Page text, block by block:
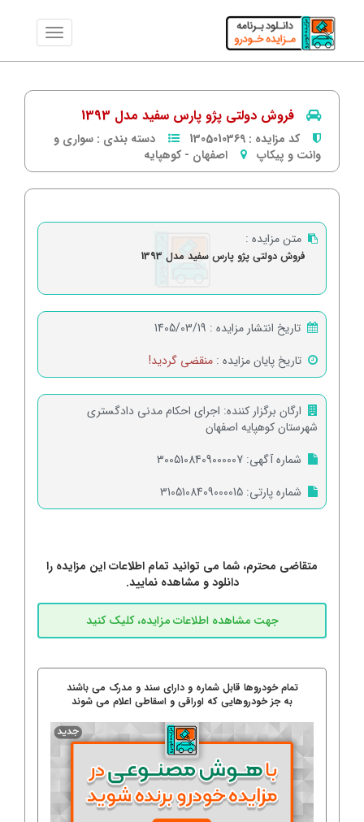
فروش دولتی پژو پارس سفید مدل 1393
کد مزایده : 1305010369 دسته بندی : سواری و
وانت و پیکاپ
اصفهان - كوهپایه
متن مزایده :
فروش دولتی پژو پارس سفید مدل 1393
تاریخ انتشار مزایده : 1405/03/19
تاریخ پایان مزایده : منقضی گردید!
ارگان برگزار کننده: اجرای احکام مدنی دادگستری
شهرستان کوهپایه اصفهان
شماره آگهی: 3005108409000007
شماره پارتی: 3105108409000015
متقاضی محترم، شما می توانید تمام اطلاعات این مزایده را
دانلود و مشاهده نمایید.
تمام خودروها قابل شماره و دارای سند و مدرک می باشند
به جز خودروهایی که اوراقی و اسقاطی اعلام می شوند